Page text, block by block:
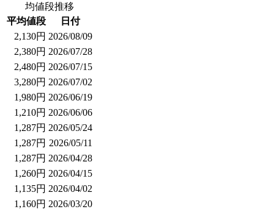
均値段推移
平均値段
日付
2,130円 2026/08/09
2,380円 2026/07/28
2,480円 2026/07/15
3,280円 2026/07/02
1,980円 2026/06/19
1,210円 2026/06/06
1,287円 2026/05/24
1,287円 2026/05/11
1,287円 2026/04/28
1,260円 2026/04/15
1,135円 2026/04/02
1,160円 2026/03/20